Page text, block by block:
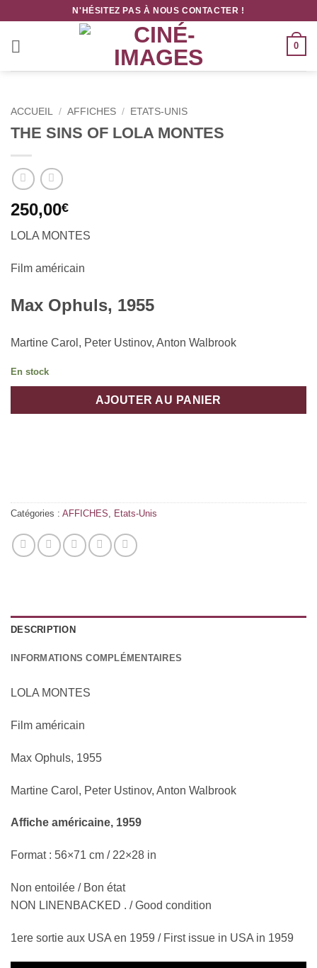
contenu
N'HÉSITEZ PAS À NOUS CONTACTER !
0
ACCUEIL / AFFICHES / ETATS-UNIS
THE SINS OF LOLA MONTES
250,00€
LOLA MONTES
Film américain
Max Ophuls, 1955
Martine Carol, Peter Ustinov, Anton Walbrook
En stock
AJOUTER AU PANIER
Catégories : AFFICHES, Etats-Unis
DESCRIPTION
INFORMATIONS COMPLÉMENTAIRES
LOLA MONTES
Film américain
Max Ophuls, 1955
Martine Carol, Peter Ustinov, Anton Walbrook
Affiche américaine, 1959
Format : 56×71 cm / 22×28 in
Non entoilée / Bon état
NON LINENBACKED . / Good condition
1ere sortie aux USA en 1959 / First issue in USA in 1959